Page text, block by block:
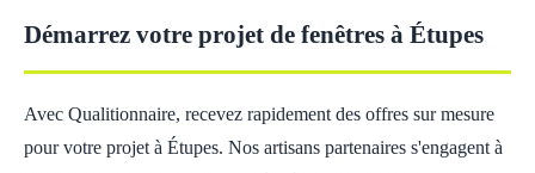
Démarrez votre projet de fenêtres à Étupes
Avec Qualitionnaire, recevez rapidement des offres sur mesure
pour votre projet à Étupes. Nos artisans partenaires s'engagent à